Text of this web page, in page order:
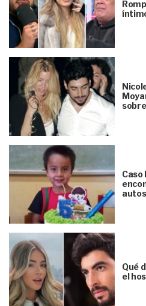
Caso
Qué
el